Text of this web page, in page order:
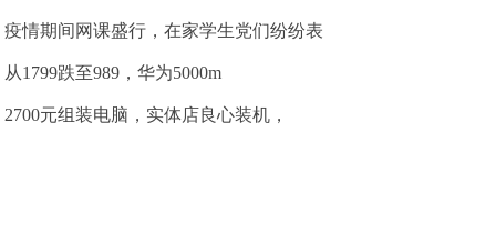
疫情期间网课盛行，在家学生党们纷纷表
从1799跌至989，华为5000m
2700元组装电脑，实体店良心装机，